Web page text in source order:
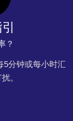
？
5分钟或每小时汇
。